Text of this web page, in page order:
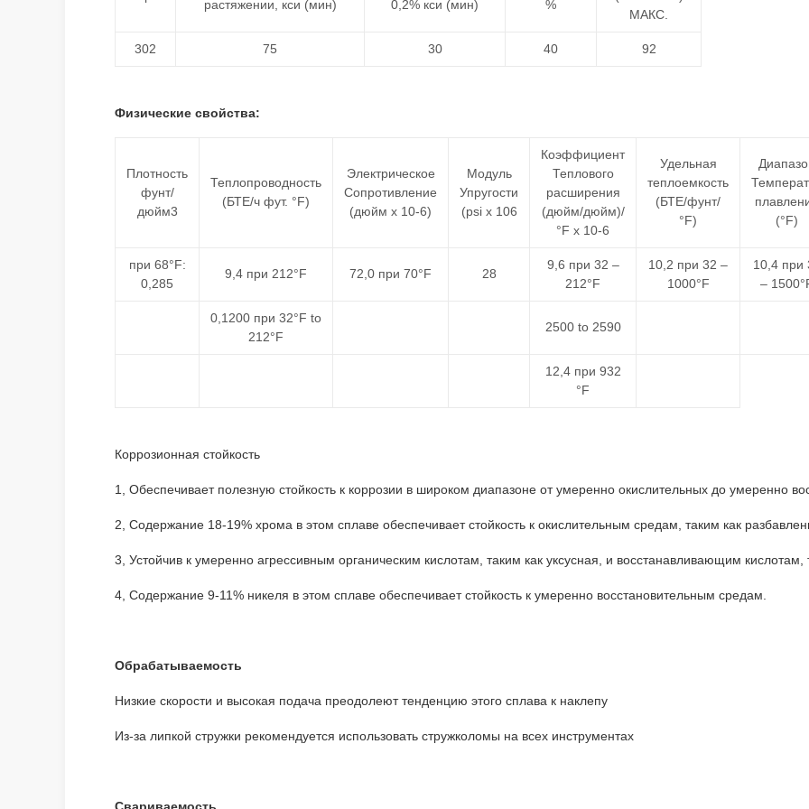
растяжении, кси (мин)
0,2% кси (мин)
%
МАКС.
302 75 30 40 92
Физические свойства:
Плотность
фунт/
дюйм3
Теплопроводность
(БТЕ/ч фут. °F)
Электрическое
Сопротивление
(дюйм x 10-6)
Модуль
Упругости
(psi x 106
Коэффициент
Теплового
расширения
(дюйм/дюйм)/
°F x 10-6
Удельная
теплоемкость
(БТЕ/фунт/
°F)
(°F)
при 68°F:
0,285
9,4 при 212°F 72,0 при 70°F 28
9,6 при 32 –
212°F
10,2 при 32 –
1000°F
10,4 при
–
0,1200 при 32°F to
212°F
2500 to 2590
12,4 при 932
°F
Коррозионная стойкость
1, Обеспечивает полезную стойкость к коррозии в широком диапазоне от умеренно окислительных до умеренно
2, Содержание 18-19% хрома в этом сплаве обеспечивает стойкость к окислительным средам, таким как
3, Устойчив к умеренно агрессивным органическим кислотам, таким как уксусная, и восстанавливающим
4, Содержание 9-11% никеля в этом сплаве обеспечивает стойкость к умеренно восстановительным средам.
Обрабатываемость
Низкие скорости и высокая подача преодолеют тенденцию этого сплава к наклепу
Из-за липкой стружки рекомендуется использовать стружколомы на всех инструментах